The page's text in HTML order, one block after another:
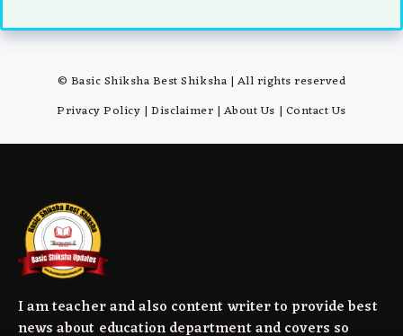
© Basic Shiksha Best Shiksha | All rights reserved
Privacy Policy |Disclaimer | About Us | Contact Us
I am teacher and also content writer to provide best
news about education department and covers so